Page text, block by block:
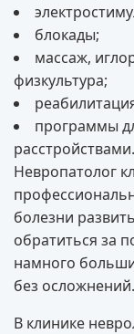
блокады;
массаж,
физкультура;
программы
расстройствами.
Невропатолог
болезни
обратиться за
намного
без осложнений.
В клинике